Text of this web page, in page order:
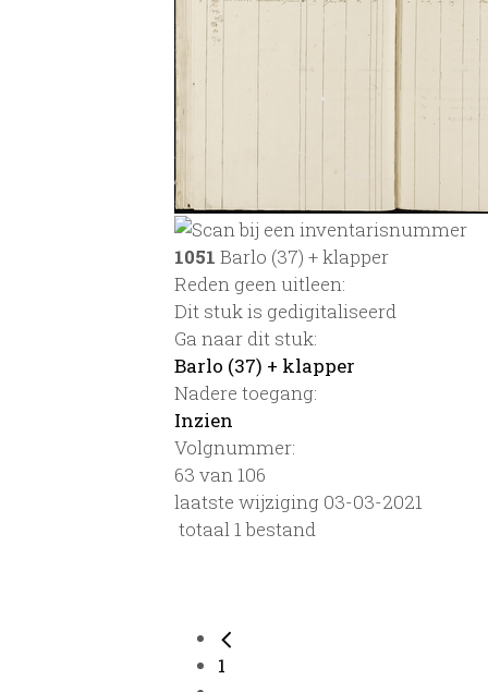
1051 Barlo (37) + klapper
Reden geen uitleen:
Dit stuk is gedigitaliseerd
Ga naar dit stuk:
Barlo (37) + klapper
Nadere toegang:
Inzien
Volgnummer:
63 van 106
laatste wijziging 03-03-2021
totaal 1 bestand
1